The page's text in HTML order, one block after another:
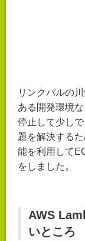
リンクバルの
ある開発環境
停止して少し
題を解決する
能を利用して
をしました。
AWS
いところ